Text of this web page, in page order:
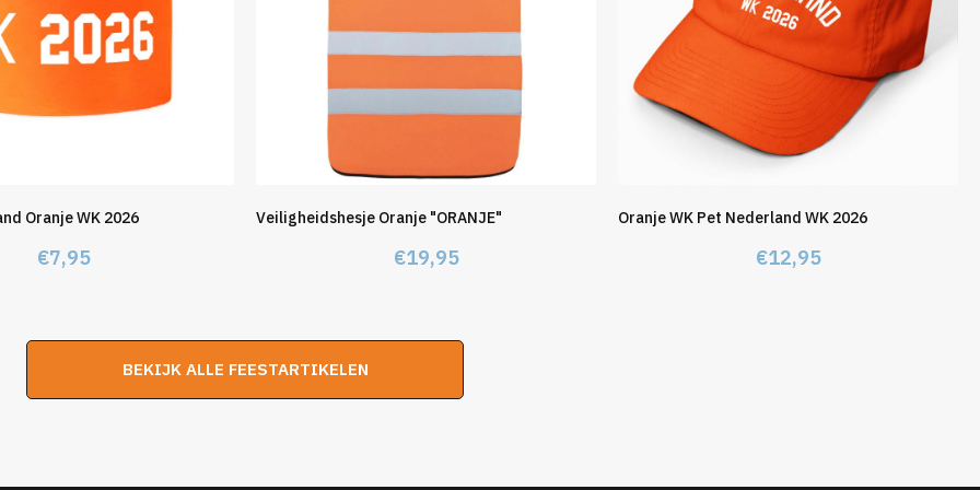
Oranje WK 2026
€7,95
Veiligheidshesje Oranje "ORANJE"
€19,95
Oranje WK Pet Nederland WK 2026
€12,95
BEKIJK ALLE FEESTARTIKELEN